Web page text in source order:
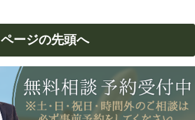
ページの先頭へ